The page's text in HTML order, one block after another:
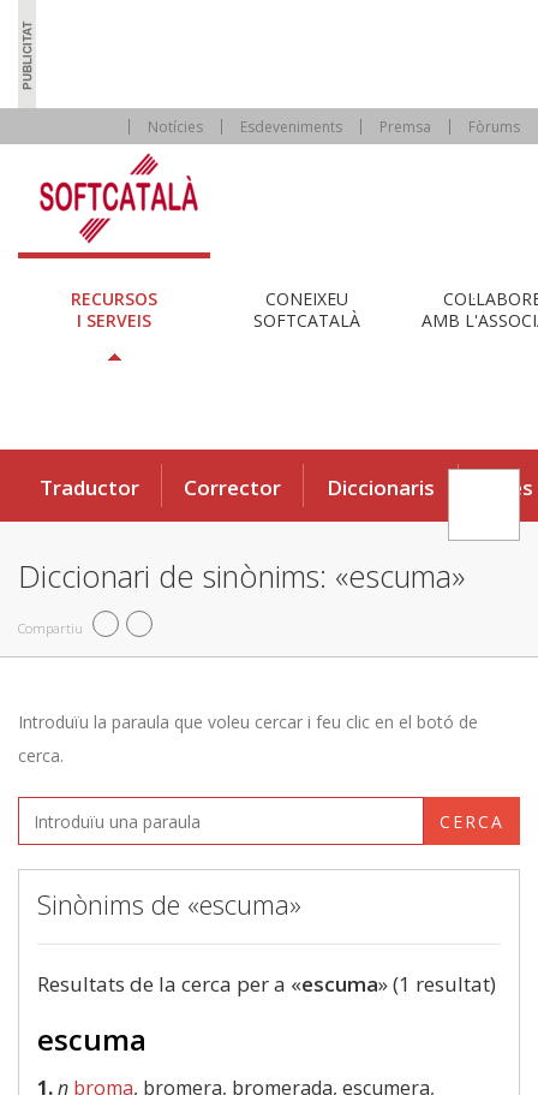
Notícies Esdeveniments Premsa Fòrums
RECURSOS
I SERVEIS
CONEIXEU
SOFTCATALÀ
AMB
Traductor Corrector Diccionaris Eines
Diccionari de sinònims: «escuma»
Compartiu
Introduïu la paraula que voleu cercar i feu clic en el botó de
cerca.
CERCA
Sinònims de «escuma»
Resultats de la cerca per a «escuma» (1 resultat)
escuma
1.n broma, bromera, bromerada, escumera,